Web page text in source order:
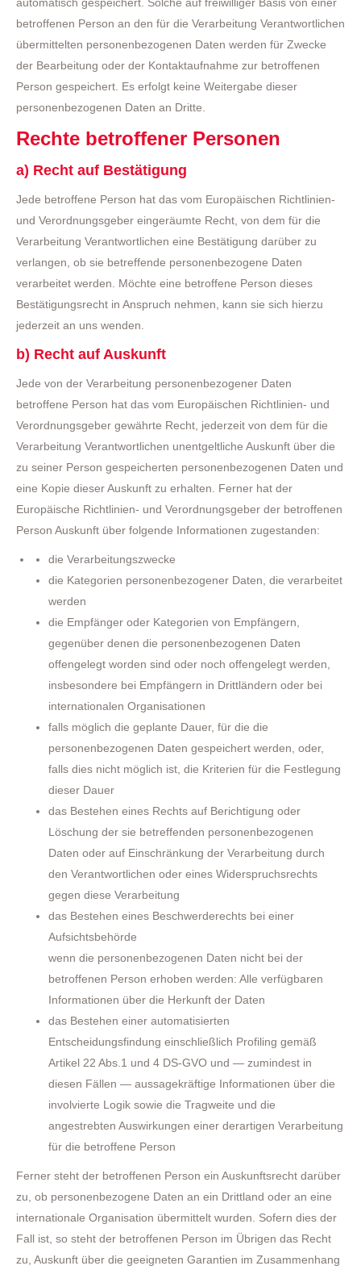
betroffenen Person an den für die Verarbeitung Verantwortlichen
übermittelten personenbezogenen Daten werden für Zwecke
der Bearbeitung oder der Kontaktaufnahme zur betroffenen
Person gespeichert. Es erfolgt keine Weitergabe dieser
personenbezogenen Daten an Dritte.
Rechte betroffener Personen
a) Recht auf Bestätigung
Jede betroffene Person hat das vom Europäischen Richtlinien-
und Verordnungsgeber eingeräumte Recht, von dem für die
Verarbeitung Verantwortlichen eine Bestätigung darüber zu
verlangen, ob sie betreffende personenbezogene Daten
verarbeitet werden. Möchte eine betroffene Person dieses
Bestätigungsrecht in Anspruch nehmen, kann sie sich hierzu
jederzeit an uns wenden.
b) Recht auf Auskunft
Jede von der Verarbeitung personenbezogener Daten
betroffene Person hat das vom Europäischen Richtlinien- und
Verordnungsgeber gewährte Recht, jederzeit von dem für die
Verarbeitung Verantwortlichen unentgeltliche Auskunft über die
zu seiner Person gespeicherten personenbezogenen Daten und
eine Kopie dieser Auskunft zu erhalten. Ferner hat der
Europäische Richtlinien- und Verordnungsgeber der betroffenen
Person Auskunft über folgende Informationen zugestanden:
die Verarbeitungszwecke
die Kategorien personenbezogener Daten, die verarbeitet
werden
die Empfänger oder Kategorien von Empfängern,
gegenüber denen die personenbezogenen Daten
offengelegt worden sind oder noch offengelegt werden,
insbesondere bei Empfängern in Drittländern oder bei
internationalen Organisationen
falls möglich die geplante Dauer, für die die
personenbezogenen Daten gespeichert werden, oder,
falls dies nicht möglich ist, die Kriterien für die Festlegung
dieser Dauer
das Bestehen eines Rechts auf Berichtigung oder
Löschung der sie betreffenden personenbezogenen
Daten oder auf Einschränkung der Verarbeitung durch
den Verantwortlichen oder eines Widerspruchsrechts
gegen diese Verarbeitung
das Bestehen eines Beschwerderechts bei einer
Aufsichtsbehörde
wenn die personenbezogenen Daten nicht bei der
betroffenen Person erhoben werden: Alle verfügbaren
Informationen über die Herkunft der Daten
das Bestehen einer automatisierten
Entscheidungsfindung einschließlich Profiling gemäß
Artikel 22 Abs.1 und 4 DS-GVO und — zumindest in
diesen Fällen — aussagekräftige Informationen über die
involvierte Logik sowie die Tragweite und die
angestrebten Auswirkungen einer derartigen Verarbeitung
für die betroffene Person
Ferner steht der betroffenen Person ein Auskunftsrecht darüber
zu, ob personenbezogene Daten an ein Drittland oder an eine
internationale Organisation übermittelt wurden. Sofern dies der
Fall ist, so steht der betroffenen Person im Übrigen das Recht
zu, Auskunft über die geeigneten Garantien im Zusammenhang